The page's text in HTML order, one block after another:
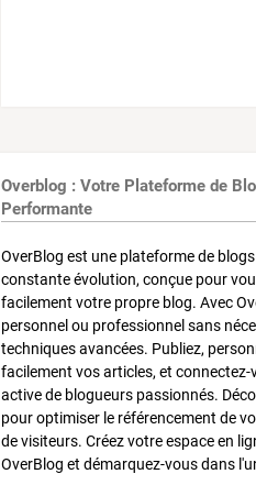
Overblog : Votre Plateforme de
Performante
OverBlog est une plateforme de
constante évolution, conçue pour
facilement votre propre blog. Avec
personnel ou professionnel sans
techniques avancées. Publiez,
facilement vos articles, et
active de blogueurs passionnés.
pour optimiser le référencement de
de visiteurs. Créez votre espace en
OverBlog et démarquez-vous dans